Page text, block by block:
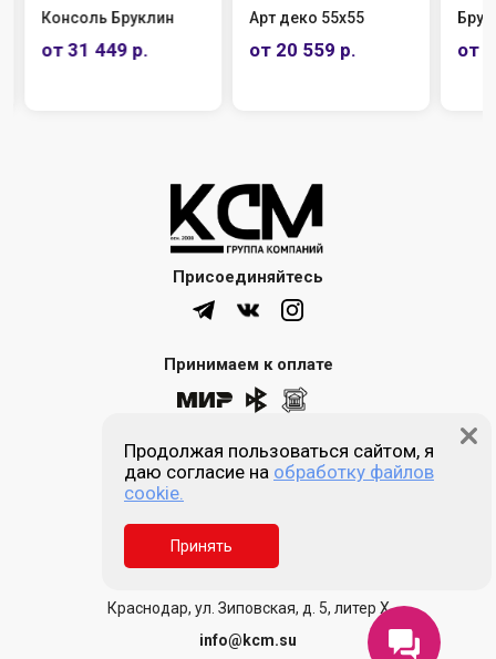
Консоль Бруклин
от 31 449 р.
Арт деко 55х55
от 20 559 р. от
Присоединяйтесь
Принимаем к оплате
8 (861) 205-00-77
Звонок бесплатный
Пн-пт 9:00 - 18:00
Сб, Вс - выходной
Краснодар, ул. Зиповская, д. 5, литер Х
info@kcm.su
Продолжая пользоваться сайтом, я
даю согласие на обработку файлов
cookie.
Принять